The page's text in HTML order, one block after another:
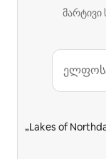
„Lakes of